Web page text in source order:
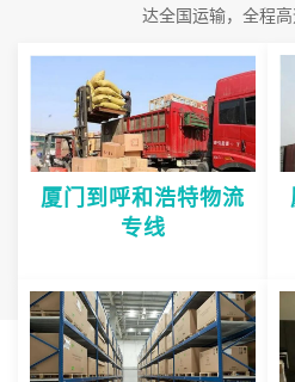
达全国运输，全程高
厦门到呼和浩特物流
专线